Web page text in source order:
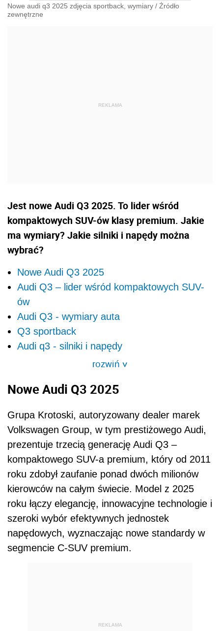
Nowe audi q3 2025 zdjęcia sportback, wymiary / Źródło
zewnętrzne
Jest nowe Audi Q3 2025. To lider wśród
kompaktowych SUV-ów klasy premium. Jakie
ma wymiary? Jakie silniki i napędy można
wybrać?
Nowe Audi Q3 2025
Audi Q3 – lider wśród kompaktowych SUV-
ów
Audi Q3 - wymiary auta
Q3 sportback
Audi q3 - silniki i napędy
rozwiń>
Nowe Audi Q3 2025
Grupa Krotoski, autoryzowany dealer marek
Volkswagen Group, w tym prestiżowego Audi,
prezentuje trzecią generację Audi Q3 –
kompaktowego SUV-a premium, który od 2011
roku zdobył zaufanie ponad dwóch milionów
kierowców na całym świecie. Model z 2025
roku łączy elegancję, innowacyjne technologie i
szeroki wybór efektywnych jednostek
napędowych, wyznaczając nowe standardy w
segmencie C-SUV premium.
REKLAMA